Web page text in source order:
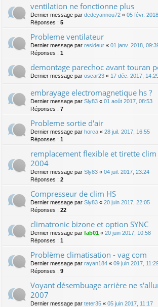
ventilation ne fonctionne plus
Dernier message par dedeyannou72 « 05 févr.
Réponses : 5
Probleme ventilateur
Dernier message par resideur « 01 janv. 2018,
Réponses : 1
demontage parechoc avant touran
Dernier message par oscar23 « 17 déc. 2017,
embrayage electromagnetique hs ?
Dernier message par Sly83 « 01 août 2017, 08:53
Réponses : 7
Probleme sortie d'air
Dernier message par horca « 28 juil. 2017, 16:55
Réponses : 1
remplacement flexible et tirette
2004
Dernier message par Sly83 « 04 juil. 2017, 23:24
Réponses : 2
Compresseur de clim HS
Dernier message par Sly83 « 20 juin 2017, 22:05
Réponses : 22
climatronic bizone et option SYNC
Dernier message par fab01 « 20 juin 2017, 10:58
Réponses : 1
Problème climatisation - vag com
Dernier message par rayan184 « 09 juin 2017,
Réponses : 9
Voyant désembuage arrière ne
2007
Dernier message par teter35 « 05 juin 2017, 11:17